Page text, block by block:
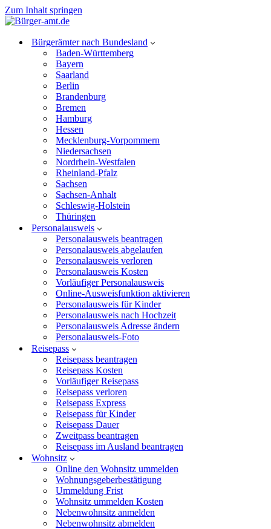
Zum Inhalt springen
Bürgerämter nach Bundesland
Baden-Württemberg
Bayern
Saarland
Berlin
Brandenburg
Bremen
Hamburg
Hessen
Mecklenburg-Vorpommern
Niedersachsen
Nordrhein-Westfalen
Rheinland-Pfalz
Sachsen
Sachsen-Anhalt
Schleswig-Holstein
Thüringen
Personalausweis
Personalausweis beantragen
Personalausweis abgelaufen
Personalausweis verloren
Personalausweis Kosten
Vorläufiger Personalausweis
Online-Ausweisfunktion aktivieren
Personalausweis für Kinder
Personalausweis nach Hochzeit
Personalausweis Adresse ändern
Personalausweis-Foto
Reisepass
Reisepass beantragen
Reisepass Kosten
Vorläufiger Reisepass
Reisepass verloren
Reisepass Express
Reisepass für Kinder
Reisepass Dauer
Zweitpass beantragen
Reisepass im Ausland beantragen
Wohnsitz
Online den Wohnsitz ummelden
Wohnungsgeberbestätigung
Ummeldung Frist
Wohnsitz ummelden Kosten
Nebenwohnsitz anmelden
Nebenwohnsitz abmelden